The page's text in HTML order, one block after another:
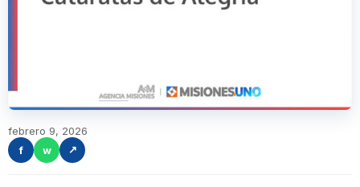
febrero 9, 2026
f
w ↗